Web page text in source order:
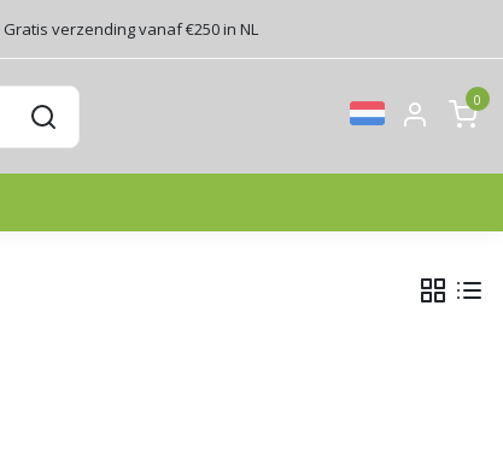
Gratis verzending vanaf €250 in NL
0